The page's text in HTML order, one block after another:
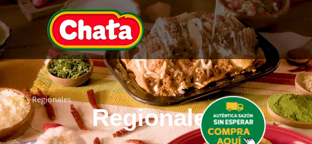
Inicio»Regionales
Regionales